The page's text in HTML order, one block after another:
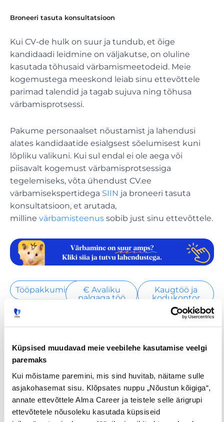
Küpsised muudavad meie veebilehe kasutamise veelgi
paremaks
Kui mõistame paremini, mis sind huvitab, näitame sulle
asjakohasemat sisu. Klõpsates nuppu „Nõustun kõigiga“,
annate ettevõttele Alma Career ja teistele selle ärigrupi
ettevõtetele nõusoleku kasutada küpsiseid
Broneeri tasuta konsultatsioon
Kui CV-de hulk on suur ja tundub, et õige
kandidaadi leidmine on väljakutse, on oluline
kasutada tõhusaid värbamismeetodeid. Meie
kogemustega meeskond leiab sinu ettevõttele
parimad talendid ja tagab sujuva ning tõhusa
värbamisprotsessi.
Pakume personaalset nõustamist ja lahendusi
alates kandidaatide esialgsest sõelumisest kuni
lõpliku valikuni. Kui sul endal ei ole aega või
piisavalt kogemust värbamisprotsessiga
tegelemiseks, võta ühendust CV.ee
värbamisekspertidega SIIN ja broneeri tasuta
konsultatsioon, et arutada,
milline värbamisteenus sobib just sinu ettevõttele.
Tööpakkumised
€ Avaliku
palgaga töö
Kaugtöö ja
kodukontor
2500€
võimalus
Töö
noortele